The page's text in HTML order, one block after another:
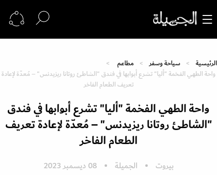
الرئيسية سياحة وسفر
مطاعم
واحة الطهي الفخمة "أليا" تشرع أبوابها في فندق "الشاطئ روتانا ريزيدنس" – مُعدّة لإعادة
تعريف الطعام الفاخر
واحة الطهي الفخمة "أليا" تشرع أبوابها في فندق
"الشاطئ روتانا ريزيدنس" – مُعدّة لإعادة تعريف
الطعام الفاخر
بيروت الجميلة 08 ديسمبر 2023